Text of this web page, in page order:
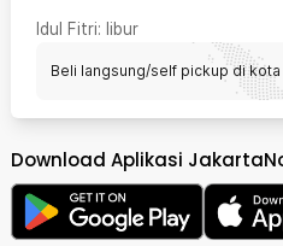
Idul Fitri: libur
Beli langsung/self pickup di kota
Download Aplikasi